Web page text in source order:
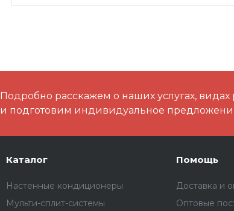
Подробно расскажем о наших услугах, видах
и подготовим индивидуальное
Каталог
Настенные кондиционеры
Мульти-сплит-системы
Помощь
Доставка и
Оптовые